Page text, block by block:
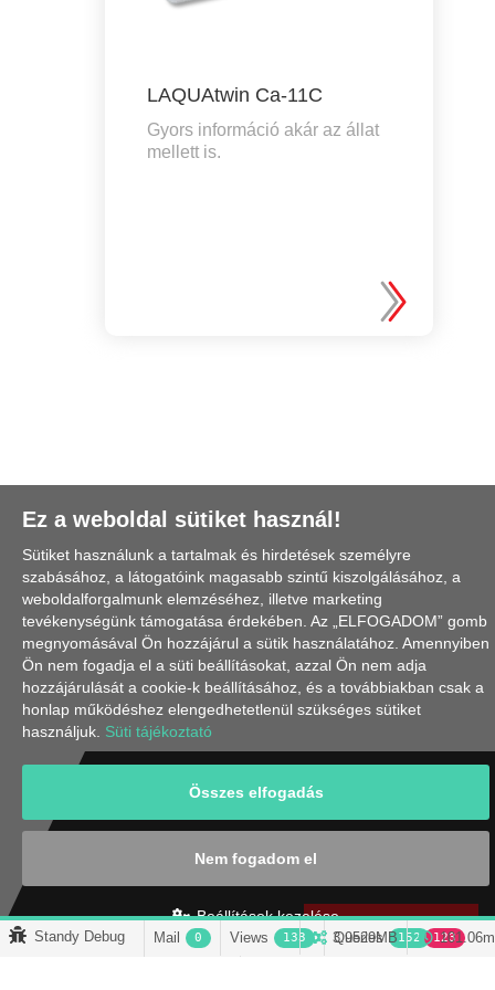
LAQUAtwin Ca-11C
Gyors információ akár az állat
mellett is.
IRATKOZZ FEL
Feliratkozom
Ez a weboldal sütiket használ!
Sütiket használunk a tartalmak és hirdetések személyre
szabásához, a látogatóink magasabb szintű kiszolgálásához, a
weboldalforgalmunk elemzéséhez, illetve marketing
tevékenységünk támogatása érdekében. Az „ELFOGADOM” gomb
megnyomásával Ön hozzájárul a sütik használatához. Amennyiben
Ön nem fogadja el a süti beállításokat, azzal Ön nem adja
hozzájárulását a cookie-k beállításához, és a továbbiakban csak a
honlap működéshez elengedhetetlenül szükséges sütiket
használjuk. Süti tájékoztató
Összes elfogadás
Nem fogadom el
Beállítások kezelése
Standy Debug Mail 0 Views 133 Queries 152 123
3.9529MB